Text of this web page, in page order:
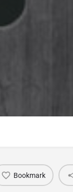
Bookmark